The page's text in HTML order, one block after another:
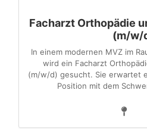
Facharzt Orthopädie
(m/w/
In einem modernen MVZ im
wird ein Facharzt
(m/w/d) gesucht. Sie erwartet
Position mit dem